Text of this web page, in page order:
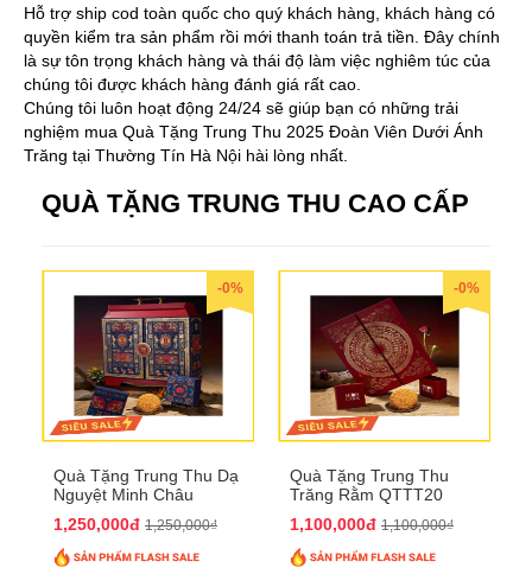
Hỗ trợ ship cod toàn quốc cho quý khách hàng, khách hàng có
quyền kiểm tra sản phẩm rồi mới thanh toán trả tiền. Đây chính
là sự tôn trọng khách hàng và thái độ làm việc nghiêm túc của
chúng tôi được khách hàng đánh giá rất cao.
Chúng tôi luôn hoạt động 24/24 sẽ giúp bạn có những trải
nghiệm mua Quà Tặng Trung Thu 2025 Đoàn Viên Dưới Ánh
Trăng tại Thường Tín Hà Nội hài lòng nhất.
QUÀ TẶNG TRUNG THU CAO CẤP
-0%
Quà Tặng Trung Thu Dạ
Nguyệt Minh Châu
1,250,000đ 1,250,000₫
-0%
Quà Tặng Trung Thu
Trăng Rằm QTTT20
1,100,000đ 1,100,000₫